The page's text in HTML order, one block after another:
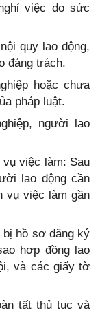
việc do sức
quy lao động,
đáng trách.
hoặc chưa
pháp luật.
người lao
việc làm: Sau
lao động cần
vụ việc làm gần
bị hồ sơ đăng ký
hợp đồng lao
và các giấy tờ
tất thủ tục và